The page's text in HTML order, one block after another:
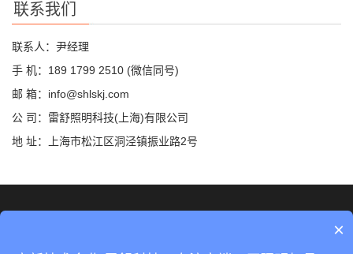
联系我们
联系人：尹经理
手 机：189 1799 2510 (微信同号)
邮 箱：info@shlskj.com
公 司：雷舒照明科技(上海)有限公司
地 址：上海市松江区洞泾镇振业路2号
×